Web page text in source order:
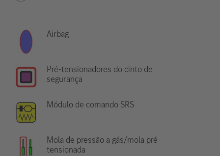
Airbag
Pré-tensionadores do cinto de
segurança
Módulo de comando SRS
Mola de pressão a gás/mola pré-
tensionada